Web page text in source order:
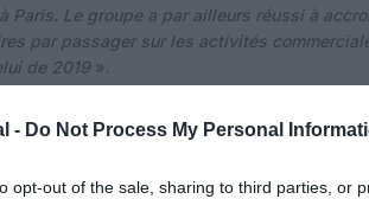
- Do Not Process My Personal
opt-out of the sale, sharing to third parties, or
Paris. Le groupe a par ailleurs réussi à
par passager sur les activités
de 2019 ».
selon le dirigeant par «
l’acquisition de l’aéroport d’Almaty, qui
de façon significative, et le gain pour 25
actifs à l’international ont fait l’objet